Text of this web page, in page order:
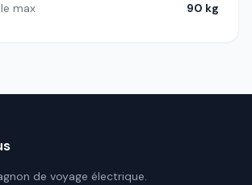
max 90 kg
de voyage électrique.